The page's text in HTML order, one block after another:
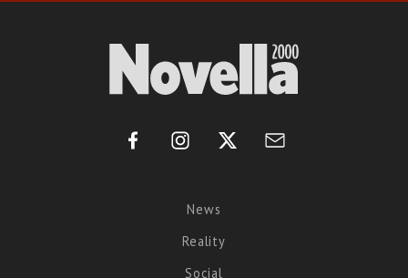
News
Reality
Social